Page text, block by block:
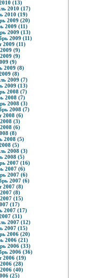
(13)
2010 (17)
2010 (19)
2009 (20)
2009 (11)
2009 (13)
2009 (11)
2009 (11)
(9)
(9)
(9)
2009 (8)
(8)
2009 (7)
2009 (13)
2008 (7)
2008 (7)
2008 (3)
2008 (7)
2008 (6)
(3)
(6)
(8)
2008 (5)
(5)
2008 (3)
2008 (5)
2007 (16)
2007 (6)
2007 (6)
2007 (6)
2007 (8)
(8)
(15)
(17)
2007 (17)
(31)
2007 (12)
2007 (15)
2006 (20)
2006 (21)
2006 (33)
2006 (36)
2006 (19)
(28)
(40)
(25)